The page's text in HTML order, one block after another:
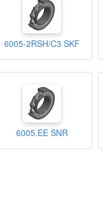
6005-2RSH/C3 SKF
6005.EE SNR